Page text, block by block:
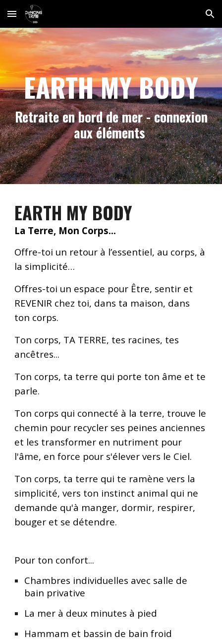
Skip to main content Skip to navigation
EARTH MY BODY
Retraite en bord de mer - connexion
aux éléments
EARTH MY BODY
La Terre, Mon Corps...
Offre-toi un retour à l’essentiel, au corps, à
la simplicité…
Offres-toi un espace pour Être, sentir et
REVENIR chez toi, dans ta maison, dans
ton corps.
Ton corps, TA TERRE, tes racines, tes
ancêtres...
Ton corps, ta terre qui porte ton âme et te
parle.
Ton corps qui connecté à la terre, trouve le
chemin pour recycler ses peines anciennes
et les transformer en nutriment pour
l'âme, en force pour s'élever vers le Ciel.
Ton corps, ta terre qui te ramène vers la
simplicité, vers ton instinct animal qui ne
demande qu'à manger, dormir, respirer,
bouger et se détendre.
Pour ton confort...
Chambres individuelles avec salle de
bain privative
La mer à deux minutes à pied
Hammam et bassin de bain froid